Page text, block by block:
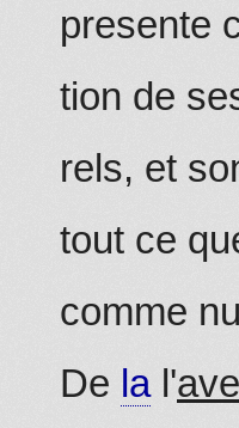
presente
tion de
rels, et
tout ce
comme
De lal'